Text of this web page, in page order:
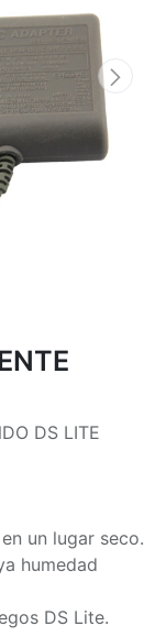
DS LITE
un lugar seco.
humedad
DS Lite.